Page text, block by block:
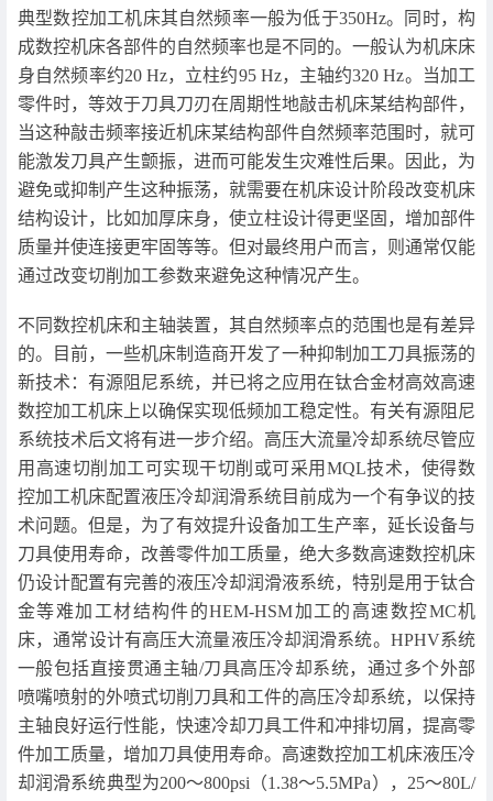
典型数控加工机床其自然频率一般为低于350Hz。同时，构
成数控机床各部件的自然频率也是不同的。一般认为机床床
身自然频率约20 Hz，立柱约95 Hz，主轴约320 Hz。当加工
零件时，等效于刀具刀刃在周期性地敲击机床某结构部件，
当这种敲击频率接近机床某结构部件自然频率范围时，就可
能激发刀具产生颤振，进而可能发生灾难性后果。因此，为
避免或抑制产生这种振荡，就需要在机床设计阶段改变机床
结构设计，比如加厚床身，使立柱设计得更坚固，增加部件
质量并使连接更牢固等等。但对最终用户而言，则通常仅能
通过改变切削加工参数来避免这种情况产生。
不同数控机床和主轴装置，其自然频率点的范围也是有差异
的。目前，一些机床制造商开发了一种抑制加工刀具振荡的
新技术：有源阻尼系统，并已将之应用在钛合金材高效高速
数控加工机床上以确保实现低频加工稳定性。有关有源阻尼
系统技术后文将有进一步介绍。高压大流量冷却系统尽管应
用高速切削加工可实现干切削或可采用MQL技术，使得数
控加工机床配置液压冷却润滑系统目前成为一个有争议的技
术问题。但是，为了有效提升设备加工生产率，延长设备与
刀具使用寿命，改善零件加工质量，绝大多数高速数控机床
仍设计配置有完善的液压冷却润滑液系统，特别是用于钛合
金等难加工材结构件的HEM-HSM加工的高速数控MC机
床，通常设计有高压大流量液压冷却润滑系统。HPHV系统
一般包括直接贯通主轴/刀具高压冷却系统，通过多个外部
喷嘴喷射的外喷式切削刀具和工件的高压冷却系统，以保持
主轴良好运行性能，快速冷却刀具工件和冲排切屑，提高零
件加工质量，增加刀具使用寿命。高速数控加工机床液压冷
却润滑系统典型为200～800psi（1.38～5.5MPa），25～80L/